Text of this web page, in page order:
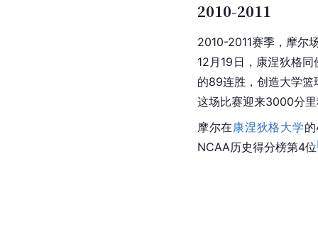
2010-2011
2010-2011赛季，摩尔
12月19日，康涅狄格同
的89连胜，创造大学
这场比赛迎来3000分
摩尔在康涅狄格大学
NCAA历史得分榜第4位